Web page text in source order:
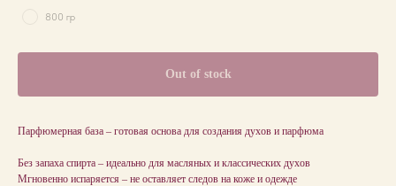
800 гр
Out of stock
Парфюмерная база – готовая основа для создания духов и парфюма
Без запаха спирта – идеально для масляных и классических духов
Мгновенно испаряется – не оставляет следов на коже и одежде